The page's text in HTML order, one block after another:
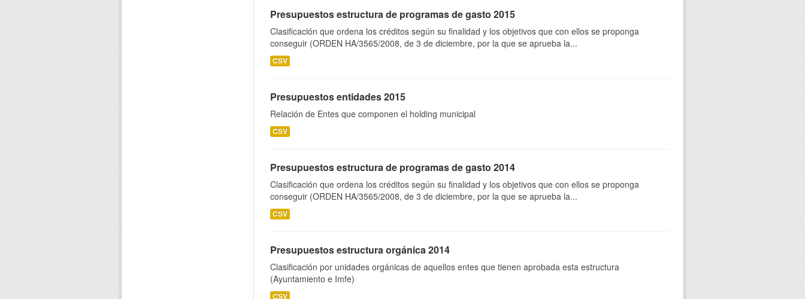
Presupuestos estructura de programas de gasto 2015
Clasificación que ordena los créditos según su finalidad y los objetivos que con ellos se proponga
conseguir (ORDEN HA/3565/2008, de 3 de diciembre, por la que se aprueba la...
CSV
Presupuestos entidades 2015
Relación de Entes que componen el holding municipal
CSV
Presupuestos estructura de programas de gasto 2014
Clasificación que ordena los créditos según su finalidad y los objetivos que con ellos se proponga
conseguir (ORDEN HA/3565/2008, de 3 de diciembre, por la que se aprueba la...
CSV
Presupuestos estructura orgánica 2014
Clasificación por unidades orgánicas de aquellos entes que tienen aprobada esta estructura
(Ayuntamiento e Imfe)
CSV